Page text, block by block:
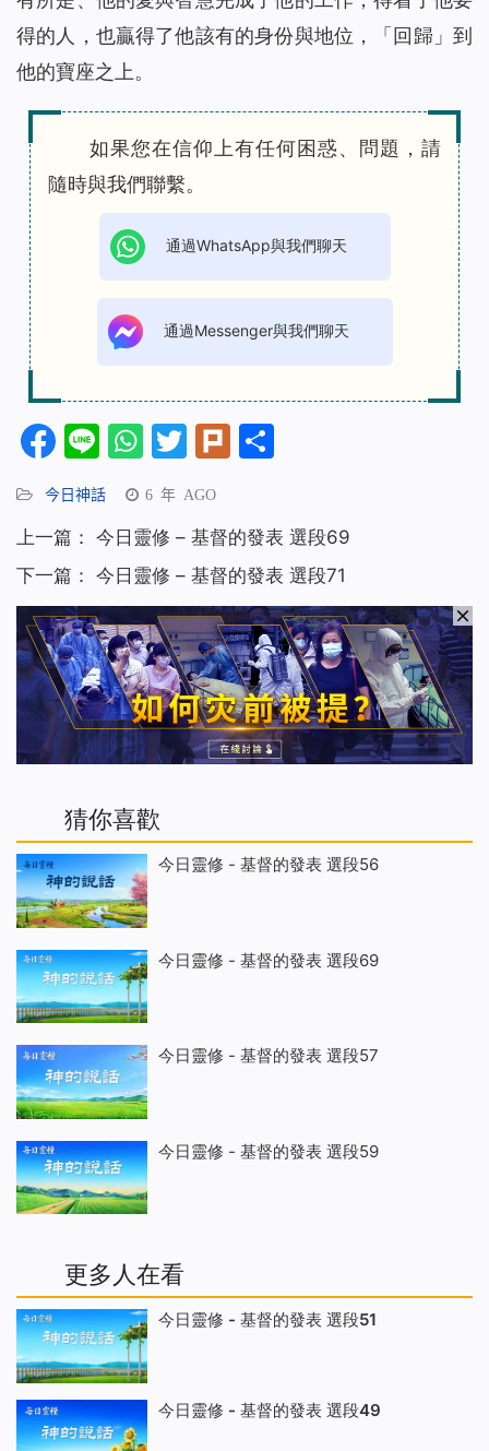
得的人，也贏得了他該有的身份與地位，「回歸」到
他的寶座之上。
如果您在信仰上有任何困惑、問題，請
隨時與我們聯繫。
通過WhatsApp與我們聊天
通過Messenger與我們聊天
Facebook
LineWhatsApp
Twitter
Plurk
今日神話 6 年 AGO
上一篇： 今日靈修 – 基督的發表 選段69
下一篇： 今日靈修 – 基督的發表 選段71
猜你喜歡
今日靈修 - 基督的發表 選段56
今日靈修 - 基督的發表 選段69
今日靈修 - 基督的發表 選段57
今日靈修 - 基督的發表 選段59
更多人在看
今日靈修 - 基督的發表 選段51
今日靈修 - 基督的發表 選段49